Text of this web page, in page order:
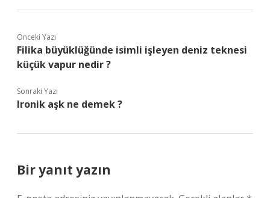
Önceki Yazı
Filika büyüklüğünde isimli işleyen deniz teknesi
küçük vapur nedir ?
Sonraki Yazı
Ironik aşk ne demek ?
Bir yanıt yazın